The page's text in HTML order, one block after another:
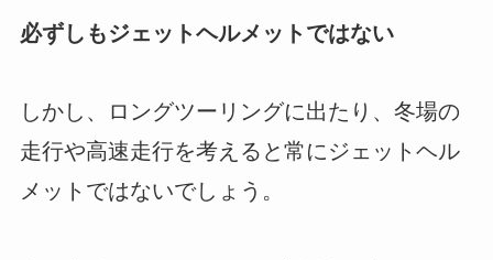
必ずしもジェットヘルメットではない
しかし、ロングツーリングに出たり、冬場の
走行や高速走行を考えると常にジェットヘル
メットではないでしょう。